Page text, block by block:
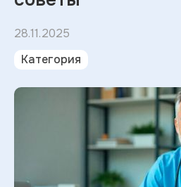
28.11.2025
Категория